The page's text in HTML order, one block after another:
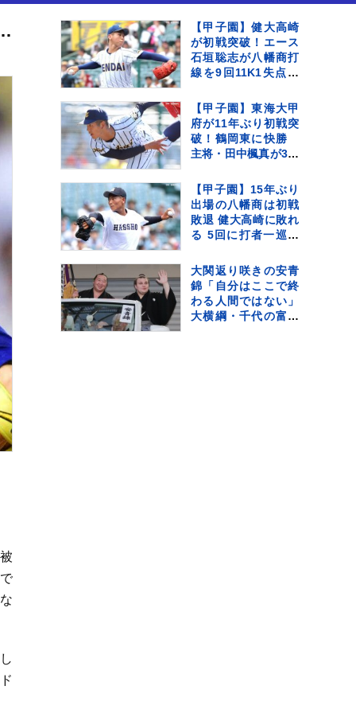
連続で白星お預け、大谷翔平も3戦連発ならず無安打に
【甲子園】健大高崎
が初戦突破！エース
石垣聡志が八幡商打
線を9回11K1失点完
得点の猛攻で快勝
【甲子園】東海大甲
府が11年ぶり初戦突
破！鶴岡東に快勝
主将・田中楓真が3安
腕・熊谷晄→エース
村尾竜弦の好継投
【甲子園】15年ぶり
出場の八幡商は初戦
敗退 健大高崎に敗れ
る 5回に打者一巡の
号11久保田が4回1失
点好投 9回意地の1点
大関返り咲きの安青
錦「自分はここで終
わる人間ではない」
大横綱・千代の富士